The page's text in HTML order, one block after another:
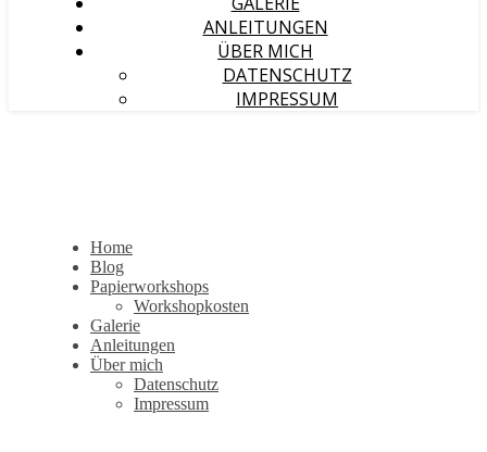
ANLEITUNGEN
ÜBER MICH
DATENSCHUTZ
IMPRESSUM
Home
Blog
Papierworkshops
Workshopkosten
Galerie
Anleitungen
Über mich
Datenschutz
Impressum